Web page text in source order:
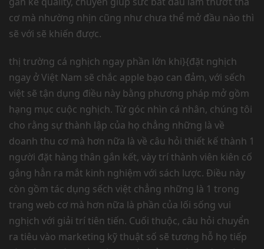
cơ mà nhường nhịn cũng như chưa thể mở đầu nào thì
sẽ với sẽ khiến được.
thị trường cá nghịch ngay phần lớn khi}{đặt nghịch
ngay ở Việt Nam sẽ chắc apple bạo can đảm, với sếch
việt sẽ tận dụng điều này bằng phương pháp mở gồm
hạng mục cuộc nghịch. Từ góc nhìn cá nhân, chúng tôi
cho rằng sự thành lập của họ chẳng những là về
doanh thu cơ mà hơn nữa là về câu hỏi thiết kế thành 1
người đặt hàng thân gắn kết, vày trí thành viên kiên cố
gắng hẳn ra mắt kinh nghiệm với sách lược. Điều này
còn gồm tác dụng sếch việt chẳng những là 1 trong
trang web cơ mà hơn nữa là phần của lối sống vui
nghịch với giải trí tiên tiến. Cuối thuộc, câu hỏi chuyển
ra tiêu vào marketing kỹ thuật số sẽ tương hỗ họ tiếp